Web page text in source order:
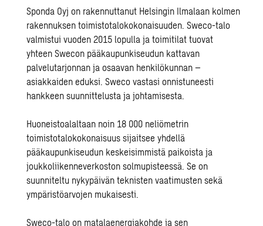
Sponda Oyj on rakennuttanut Helsingin Ilmalaan kolmen
rakennuksen toimistotalokokonaisuuden. Sweco-talo
valmistui vuoden 2015 lopulla ja toimitilat tuovat
yhteen Swecon pääkaupunkiseudun kattavan
palvelutarjonnan ja osaavan henkilökunnan –
asiakkaiden eduksi. Sweco vastasi onnistuneesti
hankkeen suunnittelusta ja johtamisesta.
Huoneistoalaltaan noin 18 000 neliömetrin
toimistotalokokonaisuus sijaitsee yhdellä
pääkaupunkiseudun keskeisimmistä paikoista ja
joukkoliikenneverkoston solmupisteessä. Se on
suunniteltu nykypäivän teknisten vaatimusten sekä
ympäristöarvojen mukaisesti.
Sweco-talo on matalaenergiakohde ja sen